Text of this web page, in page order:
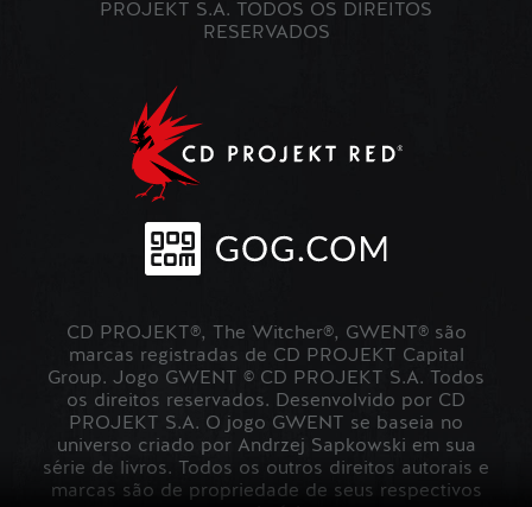
PROJEKT S.A. TODOS OS DIREITOS
RESERVADOS
CD PROJEKT®, The Witcher®, GWENT® são
marcas registradas de CD PROJEKT Capital
Group. Jogo GWENT © CD PROJEKT S.A. Todos
os direitos reservados. Desenvolvido por CD
PROJEKT S.A. O jogo GWENT se baseia no
universo criado por Andrzej Sapkowski em sua
série de livros. Todos os outros direitos autorais e
marcas são de propriedade de seus respectivos